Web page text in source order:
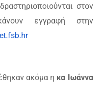
στον
εγγραφή στην
.fsb.hr
ακόμα η κα Ιωάννα